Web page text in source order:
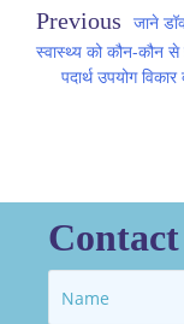
Post
जाने
स्वास्थ्य को कौन-कौन से
पदार्थ उपयोग